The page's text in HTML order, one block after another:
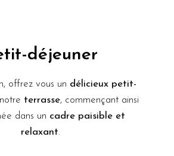
déjeuner
offrez vous un délicieux petit-
terrasse, commençant ainsi
dans un cadre paisible et
relaxant.